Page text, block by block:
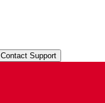
Contact Support